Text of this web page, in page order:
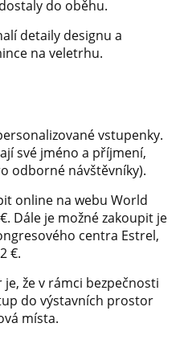
do oběhu.
detaily designu a
na veletrhu.
vstupenky.
své jméno a příjmení,
odborné návštěvníky).
online na webu World
Dále je možné zakoupit je
centra Estrel,
€.
že v rámci bezpečnosti
do výstavních prostor
místa.